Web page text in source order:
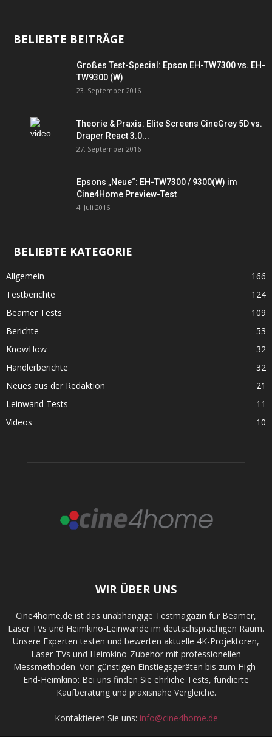
BELIEBTE BEITRÄGE
Großes Test-Special: Epson EH-TW7300 vs. EH-
TW9300 (W)
23. September 2016
Theorie & Praxis: Elite Screens CineGrey 5D vs.
Draper React 3.0...
27. September 2016
Epsons „Neue“: EH-TW7300 / 9300(W) im
Cine4Home Preview-Test
4. Juli 2016
BELIEBTE KATEGORIE
Allgemein
166
Testberichte
124
Beamer Tests
109
Berichte
53
KnowHow
32
Händlerberichte
32
Neues aus der Redaktion
21
Leinwand Tests
11
Videos
10
WIR ÜBER UNS
Cine4home.de ist das unabhängige Testmagazin für Beamer,
Laser TVs und Heimkino-Leinwände im deutschsprachigen Raum.
Unsere Experten testen und bewerten aktuelle 4K-Projektoren,
Laser-TVs und Heimkino-Zubehör mit professionellen
Messmethoden. Von günstigen Einstiegsgeräten bis zum High-
End-Heimkino: Bei uns finden Sie ehrliche Tests, fundierte
Kaufberatung und praxisnahe Vergleiche.
Kontaktieren Sie uns: info@cine4home.de